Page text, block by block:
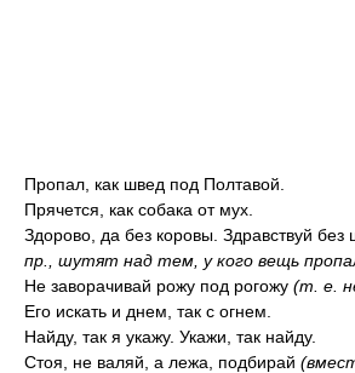
Пропал, как швед под Полтавой.
Прячется, как собака от мух.
Здорово, да без коровы. Здравствуй без
пр., шутят над тем, у кого вещь
Не заворачивай рожу под рогожу (т. е.
Его искать и днем, так с огнем.
Найду, так я укажу. Укажи, так найду.
Стоя, не валяй, а лежа, подбирай